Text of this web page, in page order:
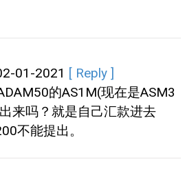
01-2021
[ Reply ]
的AS1M(现在是ASM3
来吗？就是自己汇款进去
不能提出。